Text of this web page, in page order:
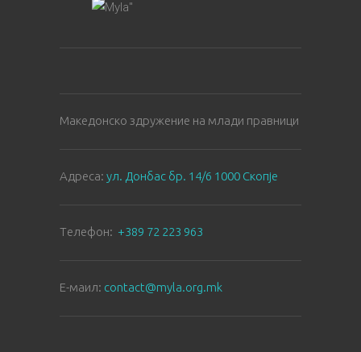
Македонско здружение на млади правници
Aдреса: ул. Донбас бр. 14/6 1000 Скопје
Tелефон: +389 72 223 963
E-маил: contact@myla.org.mk